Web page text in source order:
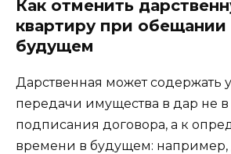
Как отменить
квартиру при обещании
будущем
Дарственная может содержать
передачи имущества в дар не
подписания договора, а к
времени в будущем: например,